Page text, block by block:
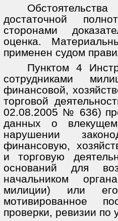
достаточной
сторонами
оценка.
применен судом
Пунктом 4
сотрудниками
финансовой,
торговой
02.08.2005 № 636)
данных о влекущем
нарушении
финансовую,
и торговую
оснований для
начальником
милиции) или его
мотивированное
проверки, ревизии